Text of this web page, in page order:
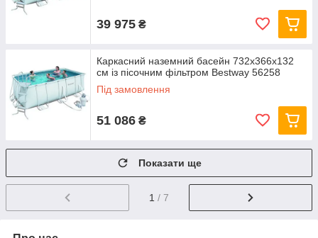
39 975 ₴
Каркасний наземний басейн 732x366х132
см із пісочним фільтром Bestway 56258
Під замовлення
51 086 ₴
Показати ще
1 / 7